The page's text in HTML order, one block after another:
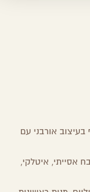
Email
Twitter
Google
Plus
אורבני עם
אסייתי, איטלקי,